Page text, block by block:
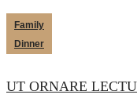
Family
Dinner
UT ORNARE